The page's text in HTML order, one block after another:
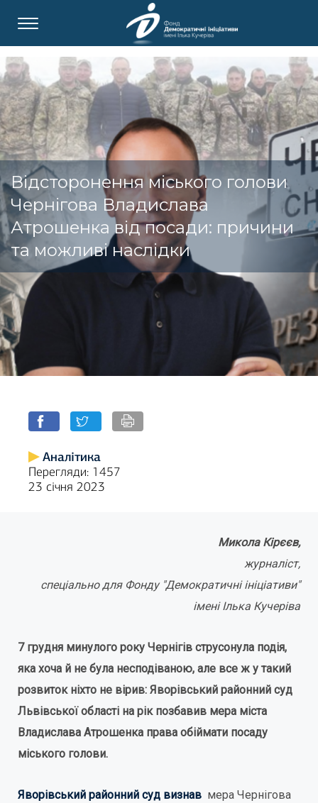
Відсторонення міського голови
Чернігова Владислава
Атрошенка від посади: причини
та можливі наслідки
Аналітика
Перегляди: 1457
23 січня 2023
Микола Кірєєв,
журналіст,
спеціально для Фонду "Демократичні ініціативи"
імені Ілька Кучеріва
7 грудня минулого року Чернігів струсонула подія,
яка хоча й не була несподіваною, але все ж у такий
розвиток ніхто не вірив: Яворівський районний суд
Львівської області на рік позбавив мера міста
Владислава Атрошенка права обіймати посаду
міського голови.
Яворівський районний суд визнав мера Чернігова